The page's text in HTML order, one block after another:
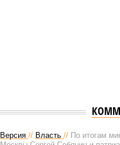
Версия // Власть // По итогам